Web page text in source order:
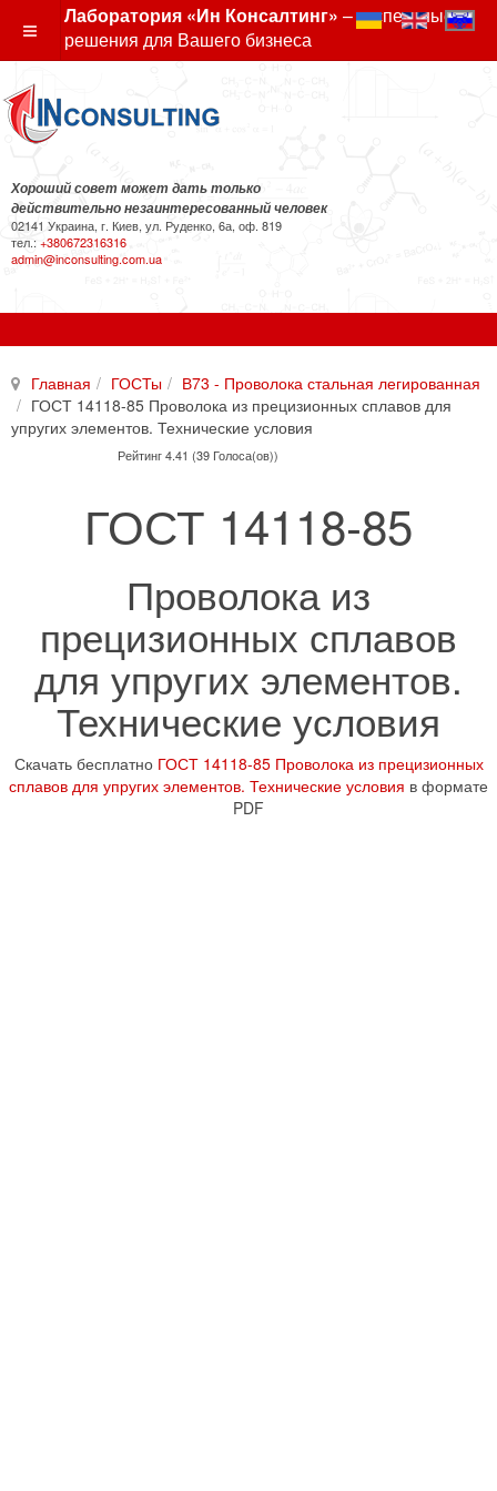
Лаборатория «Ин Консалтинг» – экспертные
решения для Вашего бизнеса
Хороший совет может дать только
действительно незаинтересованный человек
02141 Украина, г. Киев, ул. Руденко, 6а, оф. 819
тел.: +380672316316
admin@inconsulting.com.ua
Главная ГОСТы
В73 - Проволока стальная легированная
ГОСТ 14118-85 Проволока из прецизионных сплавов для
упругих элементов. Технические условия
Рейтинг 4.41 (39 Голоса(ов))
ГОСТ 14118-85
Проволока из
прецизионных сплавов
для упругих элементов.
Технические условия
Скачать бесплатно ГОСТ 14118-85 Проволока из прецизионных
сплавов для упругих элементов. Технические условия в формате
PDF